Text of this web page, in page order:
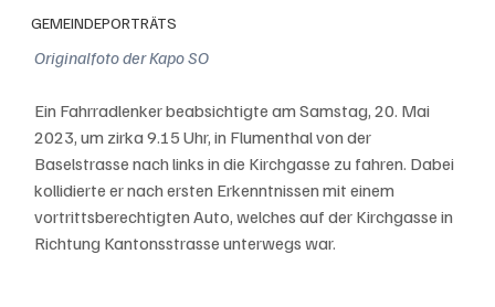
GEMEINDEPORTRÄTS
Originalfoto der Kapo SO
Ein Fahrradlenker beabsichtigte am Samstag, 20. Mai
2023, um zirka 9.15 Uhr, in Flumenthal von der
Baselstrasse nach links in die Kirchgasse zu fahren. Dabei
kollidierte er nach ersten Erkenntnissen mit einem
vortrittsberechtigten Auto, welches auf der Kirchgasse in
Richtung Kantonsstrasse unterwegs war.